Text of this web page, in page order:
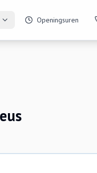
Openingsuren